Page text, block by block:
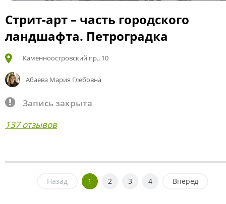
Стрит-арт – часть городского
ландшафта. Петроградка
Каменноостровский пр., 10
Абаева Мария Глебовна
Запись закрыта
137 отзывов
Назад 1 2 3 4 Вперед